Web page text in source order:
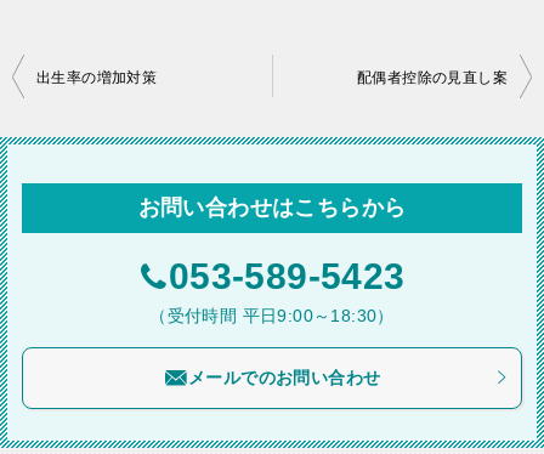
投
ナ
ビ
ゲ
ョ
出生率の増加対策 配偶者控除の見直し案
お問い合わせはこちらから
053-589-5423
（受付時間 平日9:00～18:30）
メールでのお問い合わせ